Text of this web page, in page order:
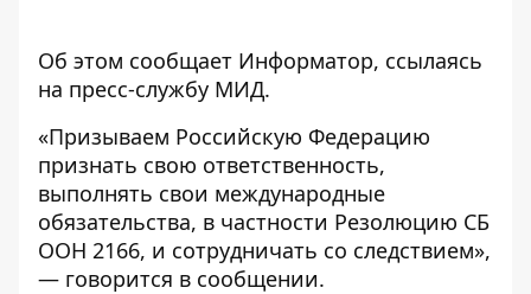
Об этом сообщает Информатор, ссылаясь
на пресс-службу МИД.
«Призываем Российскую Федерацию
признать свою ответственность,
выполнять свои международные
обязательства, в частности Резолюцию СБ
ООН 2166, и сотрудничать со следствием»,
— говорится в сообщении.